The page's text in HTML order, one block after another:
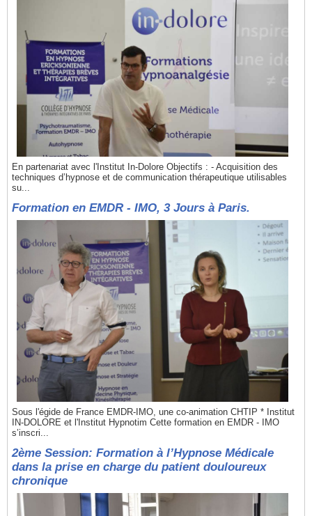
En partenariat avec l'Institut In-Dolore Objectifs : - Acquisition des
techniques d’hypnose et de communication thérapeutique utilisables
su...
Formation en EMDR - IMO, 3 Jours à Paris.
Sous l'égide de France EMDR-IMO, une co-animation CHTIP * Institut
IN-DOLORE et l'Institut Hypnotim Cette formation en EMDR - IMO
s’inscri...
2ème Session: Formation à l’Hypnose Médicale
dans la prise en charge du patient douloureux
chronique